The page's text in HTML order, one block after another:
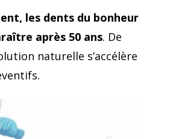
les dents du bonheur
après 50 ans. De
naturelle s’accélère